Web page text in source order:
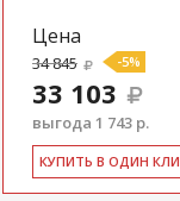
Цена
34 845 -5%
33 103
выгода 1 743 р.
КУ­ПИТЬ В ОДИН